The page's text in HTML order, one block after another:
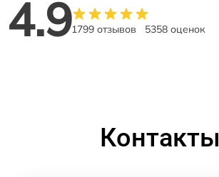
4.91799 отзывов 5358 оценок
Контакты